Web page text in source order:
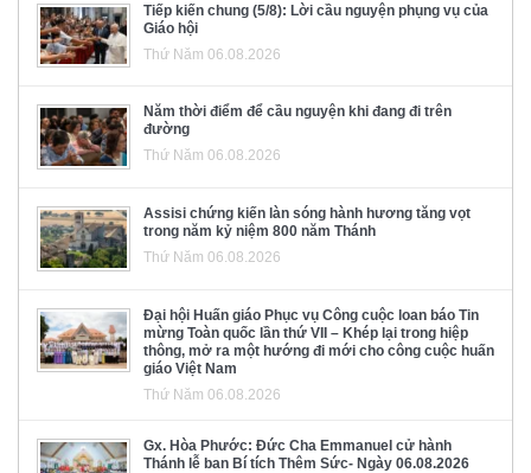
Tiếp kiến chung (5/8): Lời cầu nguyện phụng vụ của
Giáo hội
Thứ Năm 06.08.2026
Năm thời điểm để cầu nguyện khi đang đi trên
đường
Thứ Năm 06.08.2026
Assisi chứng kiến làn sóng hành hương tăng vọt
trong năm kỷ niệm 800 năm Thánh
Thứ Năm 06.08.2026
Đại hội Huấn giáo Phục vụ Công cuộc loan báo Tin
mừng Toàn quốc lần thứ VII – Khép lại trong hiệp
thông, mở ra một hướng đi mới cho công cuộc huấn
giáo Việt Nam
Thứ Năm 06.08.2026
Gx. Hòa Phước: Đức Cha Emmanuel cử hành
Thánh lễ ban Bí tích Thêm Sức- Ngày 06.08.2026